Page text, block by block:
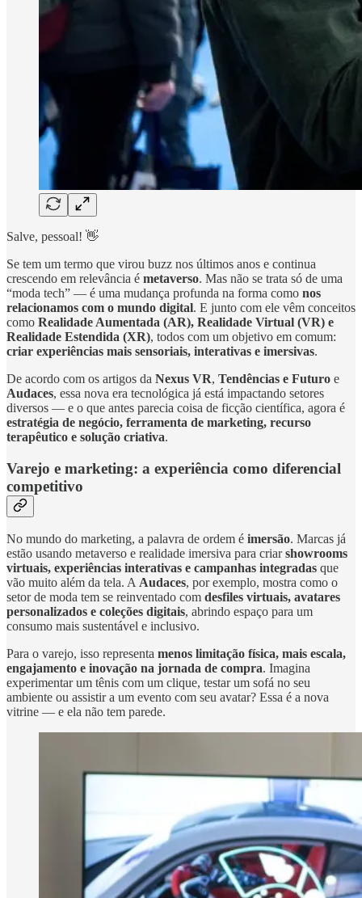
Salve, pessoal! 👋
Se tem um termo que virou buzz nos últimos anos e continua
crescendo em relevância é metaverso. Mas não se trata só de uma
“moda tech” — é uma mudança profunda na forma como nos
relacionamos com o mundo digital. E junto com ele vêm conceitos
como Realidade Aumentada (AR), Realidade Virtual (VR) e
Realidade Estendida (XR), todos com um objetivo em comum:
criar experiências mais sensoriais, interativas e imersivas.
De acordo com os artigos da Nexus VR, Tendências e Futuro e
Audaces, essa nova era tecnológica já está impactando setores
diversos — e o que antes parecia coisa de ficção científica, agora é
estratégia de negócio, ferramenta de marketing, recurso
terapêutico e solução criativa.
Varejo e marketing: a experiência como diferencial
competitivo
No mundo do marketing, a palavra de ordem é imersão. Marcas já
estão usando metaverso e realidade imersiva para criarshowrooms
virtuais, experiências interativas e campanhas integradas que
vão muito além da tela. AAudaces, por exemplo, mostra como o
setor de moda tem se reinventado com desfiles virtuais, avatares
personalizados e coleções digitais, abrindo espaço para um
consumo mais sustentável e inclusivo.
Para o varejo, isso representa menos limitação física, mais escala,
engajamento e inovação na jornada de compra. Imagina
experimentar um tênis com um clique, testar um sofá no seu
ambiente ou assistir a um evento com seu avatar? Essa é a nova
vitrine — e ela não tem parede.